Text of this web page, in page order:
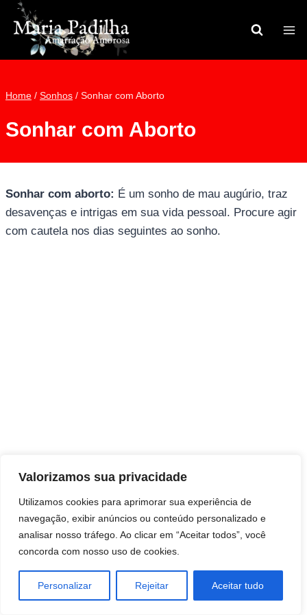
Valorizamos sua privacidade
Utilizamos cookies para aprimorar sua experiência de
navegação, exibir anúncios ou conteúdo personalizado e
analisar nosso tráfego. Ao clicar em “Aceitar todos”, você
concorda com nosso uso de cookies.
Personalizar Rejeitar Aceitar tudo
Pular
para
Conteúdo
Home / Sonhos / Sonhar com Aborto
Sonhar com Aborto
Sonhar com aborto: É um sonho de mau augúrio, traz
desavenças e intrigas em sua vida pessoal. Procure agir
com cautela nos dias seguintes ao sonho.
Consultas e trabalhos espirituais
Brasil - Santa Catarina - São José